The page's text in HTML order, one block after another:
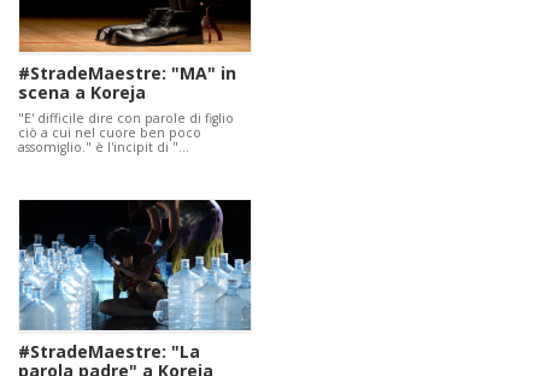
#StradeMaestre: "MA" in
scena a Koreja
"E' difficile dire con parole di figlio
ciò a cui nel cuore ben poco
assomiglio." è l'incipit di "…
#StradeMaestre: "La
parola padre" a Koreja